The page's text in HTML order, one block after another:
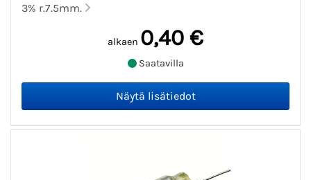
3% r.7.5mm.
alkaen 0,40 €
Saatavilla